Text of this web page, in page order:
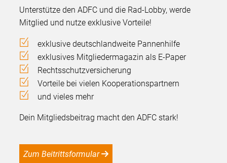
Unterstütze den ADFC und die Rad-Lobby, werde
Mitglied und nutze exklusive Vorteile!
exklusive deutschlandweite Pannenhilfe
exklusives Mitgliedermagazin als E-Paper
Rechtsschutzversicherung
Vorteile bei vielen Kooperationspartnern
und vieles mehr
Dein Mitgliedsbeitrag macht den ADFC stark!
Zum Beitrittsformular